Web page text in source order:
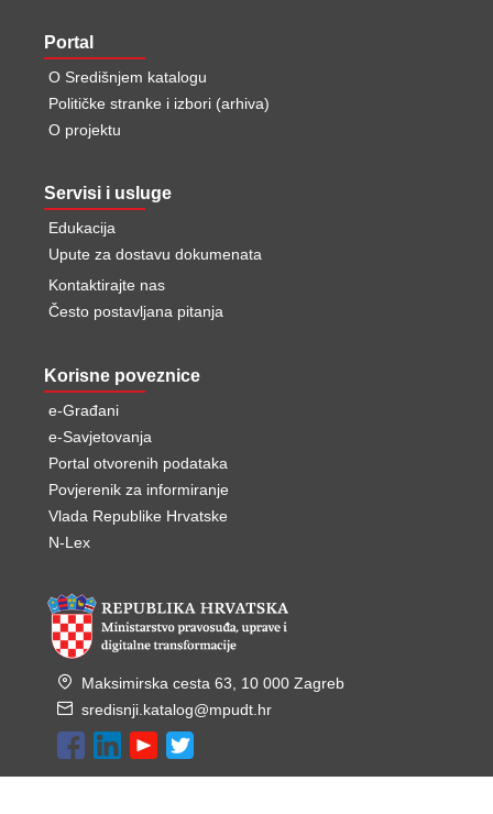
Portal
O Središnjem katalogu
Političke stranke i izbori (arhiva)
O projektu
Servisi i usluge
Edukacija
Upute za dostavu dokumenata
Kontaktirajte nas
Često postavljana pitanja
Korisne poveznice
e-Građani
e-Savjetovanja
Portal otvorenih podataka
Povjerenik za informiranje
Vlada Republike Hrvatske
N-Lex
Maksimirska cesta 63, 10 000 Zagreb
sredisnji.katalog@mpudt.hr